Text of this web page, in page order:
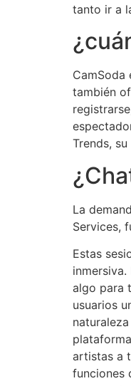
tanto ir a
CamSoda
también
Trends,
La
Services,
Estas
algo para
usuarios
artistas a
funciones